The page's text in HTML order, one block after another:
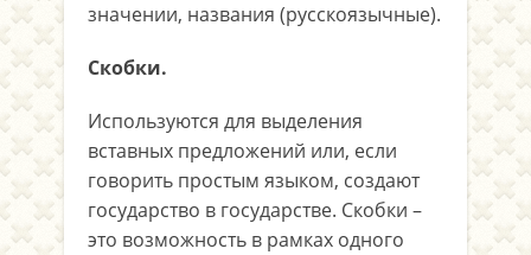
значении, названия (русскоязычные).
Скобки.
Используются для выделения
вставных предложений или, если
говорить простым языком, создают
государство в государстве. Скобки –
это возможность в рамках одного